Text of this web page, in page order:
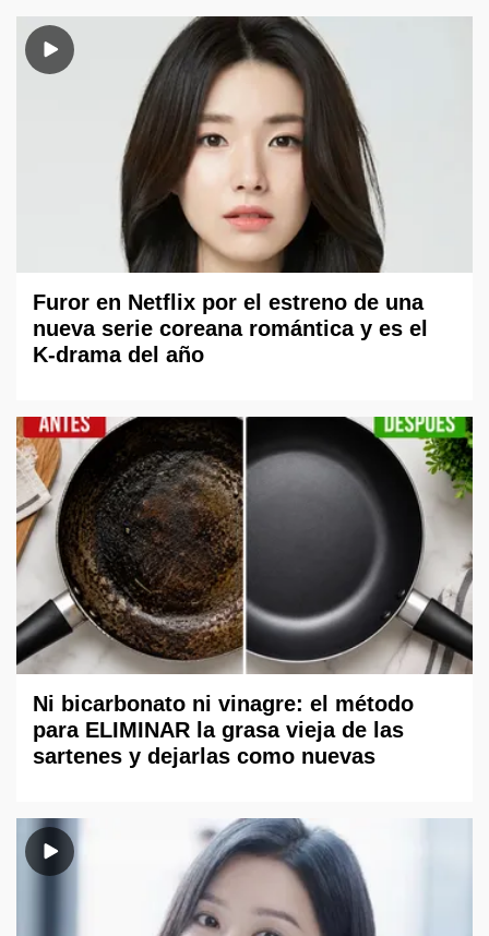
Furor en Netflix por el estreno de una
nueva serie coreana romántica y es el
K-drama del año
Ni bicarbonato ni vinagre: el método
para ELIMINAR la grasa vieja de las
sartenes y dejarlas como nuevas